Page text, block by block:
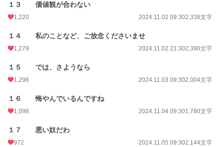
１３ 価値観が合わない
1,220 2024.11.02 09:302,338文字
１４ 私のことなど、ご放念くださいませ
1,279 2024.11.02 21:302,390文字
１５ では、さようなら
1,298 2024.11.03 09:302,004文字
１６ 悔やんでいるんですね
1,098 2024.11.04 09:301,780文字
１７ 悪い奴だわ
972 2024.11.05 09:302,144文字